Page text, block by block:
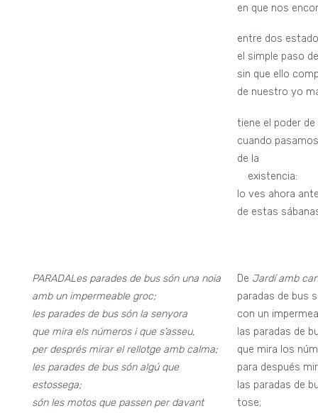
en que nos
entre dos
el simple paso
sin que ello
de nuestro yo
tiene el poder
cuando
de la
existencia:
lo ves ahora
de estas
PARADALes parades de bus són una noia
amb un impermeable groc;
les parades de bus són la senyora
que mira els números i que s’asseu,
per després mirar el rellotge amb calma;
les parades de bus són algú que
estossega;
són les motos que passen per davant
De Jardí amb
paradas de bus
con un
las paradas de
que mira los
para después
las paradas de
tose;